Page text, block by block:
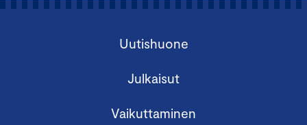
Uutishuone
Julkaisut
Vaikuttaminen